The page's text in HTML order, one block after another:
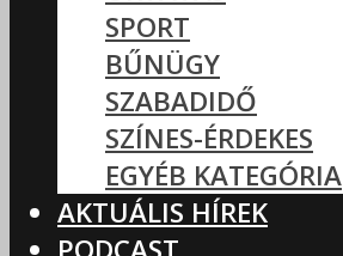
SPORT
BŰNÜGY
SZABADIDŐ
SZÍNES-ÉRDEKES
EGYÉB KATEGÓRIA
AKTUÁLIS HÍREK